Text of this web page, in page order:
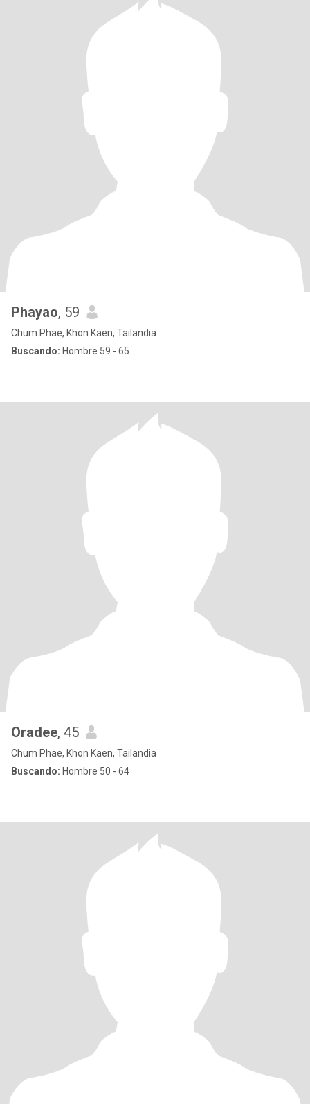
Phayao, 59
Chum Phae, Khon Kaen, Tailandia
Buscando: Hombre 59 - 65
Oradee, 45
Chum Phae, Khon Kaen, Tailandia
Buscando: Hombre 50 - 64